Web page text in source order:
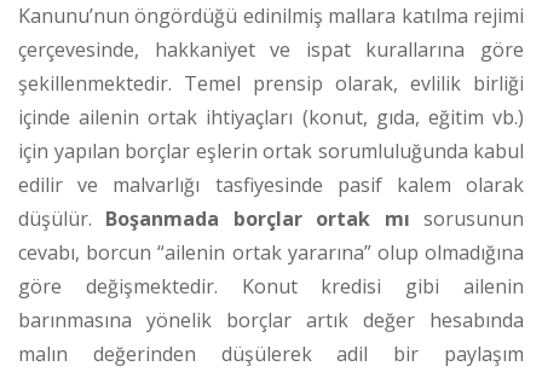
Kanunu’nun öngördüğü edinilmiş mallara katılma rejimi
çerçevesinde, hakkaniyet ve ispat kurallarına göre
şekillenmektedir. Temel prensip olarak, evlilik birliği
içinde ailenin ortak ihtiyaçları (konut, gıda, eğitim vb.)
için yapılan borçlar eşlerin ortak sorumluluğunda kabul
edilir ve malvarlığı tasfiyesinde pasif kalem olarak
düşülür. Boşanmada borçlar ortak mı sorusunun
cevabı, borcun “ailenin ortak yararına” olup olmadığına
göre değişmektedir. Konut kredisi gibi ailenin
barınmasına yönelik borçlar artık değer hesabında
malın değerinden düşülerek adil bir paylaşım